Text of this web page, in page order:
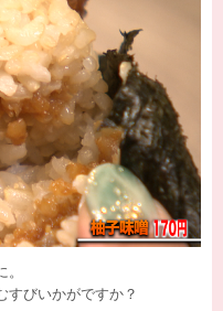
すびいかがですか？